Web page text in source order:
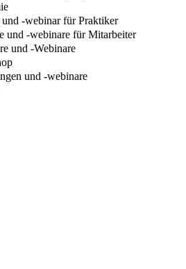
-webinar für Praktiker
und -webinare für Mitarbeiter
und -Webinare
und -webinare